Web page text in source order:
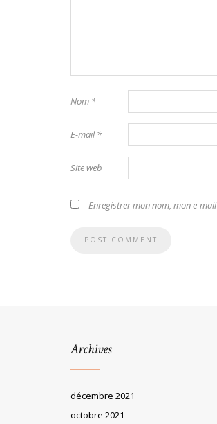
Nom *
E-mail*
Site web
Enregistrer mon nom, mon e-
Archives
décembre 2021
octobre 2021